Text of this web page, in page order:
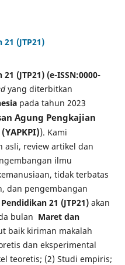
(JTP21)
(JTP21) (e-ISSN:0000-
yang diterbitkan
pada tahun 2023
Agung Pengkajian
). Kami
asli, review artikel dan
ilmu
tidak terbatas
dan pengembangan
21 (JTP21) akan
bulan Maret dan
baik kiriman makalah
dan eksperimental
teoretis; (2) Studi empiris;